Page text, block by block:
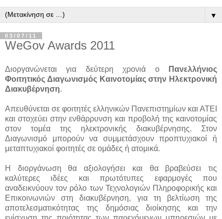
▼
03/07/11
WeGov Awards 2011
Διοργανώνεται για δεύτερη χρονιά ο
Πανελλήνιος
Φοιτητικός Διαγωνισμός Καινοτομίας στην Ηλεκτρονική
Διακυβέρνηση.
Απευθύνεται σε φοιτητές ελληνικών Πανεπιστημίων και ΑΤΕΙ
και στοχεύει στην ενθάρρυνση και προβολή της καινοτομίας
στον τομέα της ηλεκτρονικής διακυβέρνησης. Στον
Διαγωνισμό μπορούν να συμμετάσχουν προπτυχιακοί ή
μεταπτυχιακοί φοιτητές σε ομάδες ή ατομικά.
Η διοργάνωση θα αξιολογήσει και θα βραβεύσει τις
καλύτερες ιδέες και πρωτότυπες εφαρμογές που
αναδεικνύουν τον ρόλο των Τεχνολογιών Πληροφορικής και
Επικοινωνιών στη διακυβέρνηση, για τη βελτίωση της
αποτελεσματικότητας της δημόσιας διοίκησης και την